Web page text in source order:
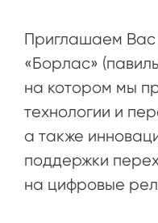
Приглашаем Вас
«Борлас»
на котором мы
технологии и
а также
поддержки
на цифровые